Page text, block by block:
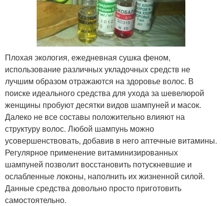
Плохая экология, ежедневная сушка феном,
использование различных укладочных средств не
лучшим образом отражаются на здоровье волос. В
поиске идеального средства для ухода за шевелюрой
женщины пробуют десятки видов шампуней и масок.
Далеко не все составы положительно влияют на
структуру волос. Любой шампунь можно
усовершенствовать, добавив в него аптечные витамины.
Регулярное применение витаминизированных
шампуней позволит восстановить потускневшие и
ослабленные локоны, наполнить их жизненной силой.
Данные средства довольно просто приготовить
самостоятельно.